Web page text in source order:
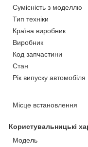
Сумісність з моделлю
Тип техніки
Країна виробник
Виробник
Код запчастини
Стан
Рік випуску автомобіля
Місце встановлення
Користувальницькі
Модель